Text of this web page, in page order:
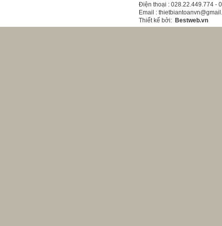
Điện thoại : 028.22.449.774
Email :
Thiết kế bởi: Bestweb.vn